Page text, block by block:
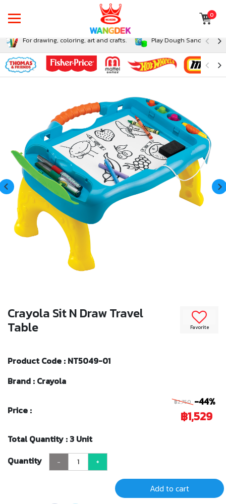
0
For drawing, coloring, art and crafts. Play Dough Sand and
Favorite
Crayola Sit N Draw Travel
Table
Product Code : NT5049-01
Brand : Crayola
Price :
฿2,750 -44%
฿1,529
Total Quantity : 3 Unit
Quantity
- +
Add to cart